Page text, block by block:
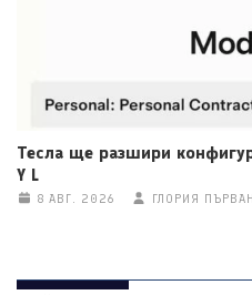
Тесла ще разшири
Y L
8 АВГ. 2026 ГЛОРИЯ